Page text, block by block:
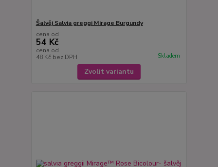
Šalvěj Salvia greggi Mirage Burgundy
cena od
54 Kč
cena od
48 Kč bez DPH Skladem
Zvolit variantu